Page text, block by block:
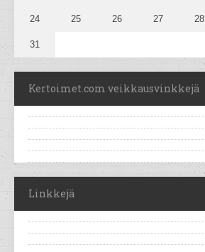
24 25 26 27 28
31
Kertoimet.com veikkausvinkkejä
Linkkejä